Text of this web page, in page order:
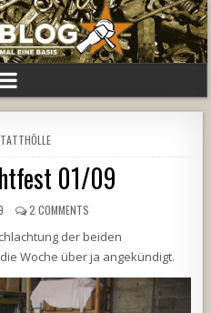
01/09
2 COMMENTS
der beiden
Woche über ja angekündigt.